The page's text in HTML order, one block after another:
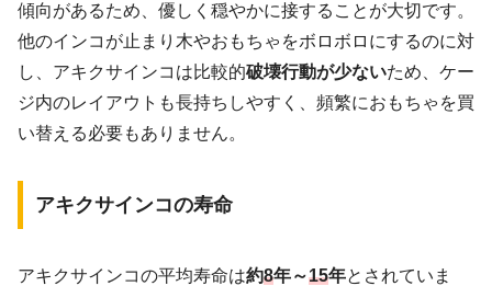
傾向があるため、優しく穏やかに接することが大切です。
他のインコが止まり木やおもちゃをボロボロにするのに対
し、アキクサインコは比較的破壊行動が少ないため、ケー
ジ内のレイアウトも長持ちしやすく、頻繁におもちゃを買
い替える必要もありません。
アキクサインコの寿命
アキクサインコの平均寿命は約8年～15年とされていま